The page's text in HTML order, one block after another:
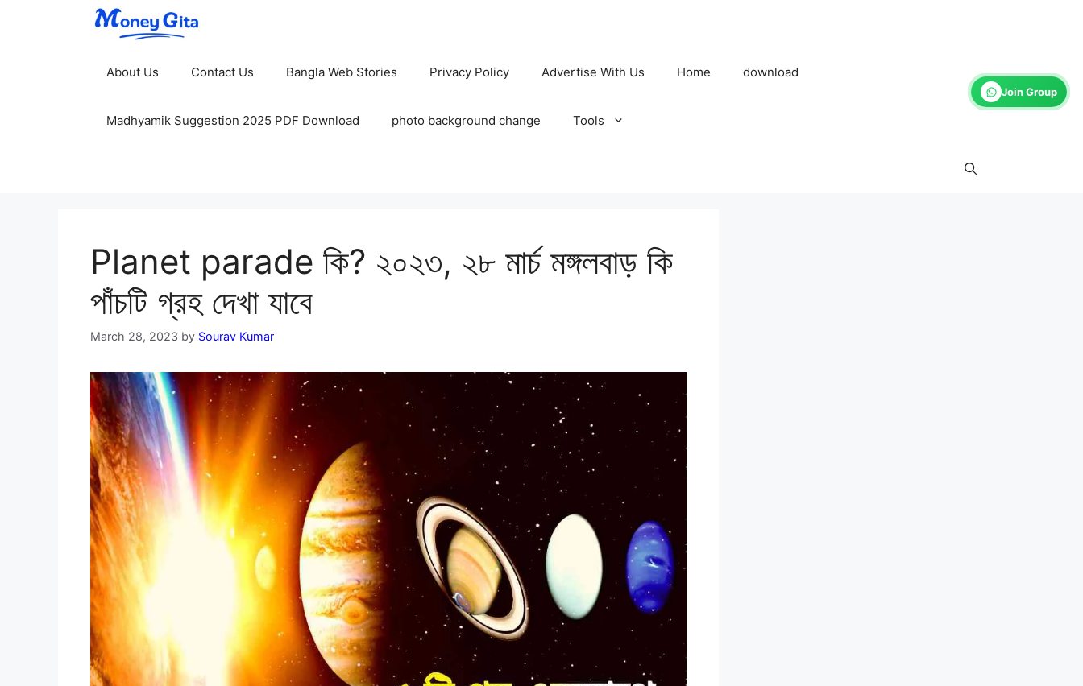
Join Group
About Us Contact Us Bangla Web Stories Privacy Policy Advertise With Us Home download
Madhyamik Suggestion 2025 PDF Download photo background change Tools
Planet parade কি? ২০২৩, ২৮ মার্চ মঙ্গলবাড় কি
পাঁচটি গ্রহ দেখা যাবে
March 28, 2023 by Sourav Kumar